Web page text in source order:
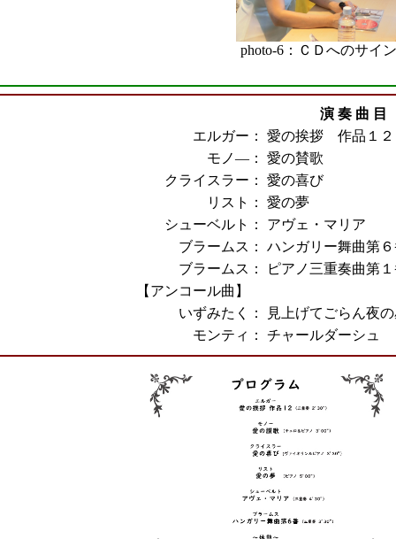
photo-6：ＣＤへのサ
演 奏 曲 目
エルガー：
愛の挨拶 作品１２
モノ―：
愛の賛歌
クライスラー：
愛の喜び
リスト：
愛の夢
シューベルト：
アヴェ・マリア
ブラームス：
ハンガリー舞曲第
ブラームス：
ピアノ三重奏曲第
【アンコール曲】
いずみたく：
見上げてごらん夜
モンティ：
チャールダーシュ